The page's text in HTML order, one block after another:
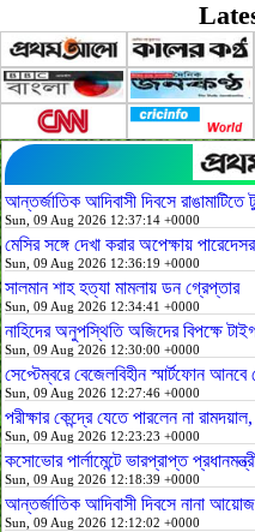
আন্তর্জাতিক আদিবাসী দিবসে
Sun, 09 Aug 2026 12:37:14 +0000
মেসির সঙ্গে দেখা করার অপেক্ষায়
Sun, 09 Aug 2026 12:36:19 +0000
সালমান শাহ হত্যা মামলায় ডন গ্রেপ্তার
Sun, 09 Aug 2026 12:34:41 +0000
নাহিদের অনুপস্থিতি অজিদের বিপক্ষে
Sun, 09 Aug 2026 12:30:00 +0000
সেপ্টেম্বরে বেজেলবিহীন স্মার্টফোন
Sun, 09 Aug 2026 12:27:46 +0000
পরীক্ষার কেন্দ্রে যেতে পারলেন না
Sun, 09 Aug 2026 12:23:23 +0000
কসোভোর পার্লামেন্টে ভারপ্রাপ্ত
Sun, 09 Aug 2026 12:18:39 +0000
আন্তর্জাতিক আদিবাসী দিবসে নানা
Sun, 09 Aug 2026 12:12:02 +0000